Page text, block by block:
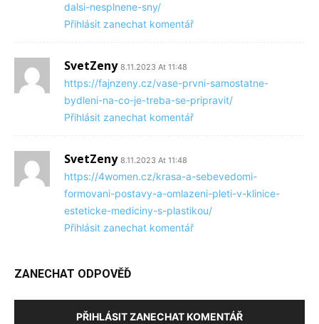
dalsi-nesplnene-sny/
Přihlásit zanechat komentář
SvetZeny 8.11.2023 At 11:48
https://fajnzeny.cz/vase-prvni-samostatne-
bydleni-na-co-je-treba-se-pripravit/
Přihlásit zanechat komentář
SvetZeny 8.11.2023 At 11:48
https://4women.cz/krasa-a-sebevedomi-
formovani-postavy-a-omlazeni-pleti-v-klinice-
esteticke-mediciny-s-plastikou/
Přihlásit zanechat komentář
ZANECHAT ODPOVĚĎ
PŘIHLÁSIT ZANECHAT KOMENTÁŘ